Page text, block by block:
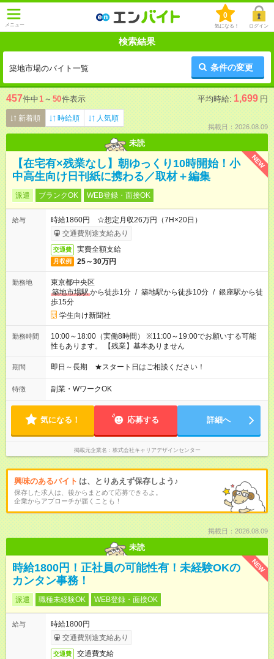
メニュー
0
気になる！ ログイン
検索結果
築地市場のバイト一覧 条件の変更
457件中1 ～ 50件表示 平均時給: 1,699 円
新着順 時給順 人気順
掲載日：2026.08.09
未読
NEW
【在宅有×残業なし】朝ゆっくり10時開始！小
中高生向け日刊紙に携わる／取材＋編集
派遣 ブランクOK WEB登録・面接OK
給与
時給1860円 ☆想定月収26万円（7H×20日）
交通費別途支給あり
交通費 実費全額支給
月収例 25～30万円
勤務地
東京都中央区
築地市場駅から徒歩1分 / 築地駅から徒歩10分 / 銀座駅から徒
歩15分
学生向け新聞社
勤務時間
10:00～18:00（実働8時間） ※11:00～19:00でお願いする可能
性もあります。 【残業】基本ありません
期間 即日～長期 ★スタート日はご相談ください！
特徴 副業・WワークOK
気になる！ 応募する 詳細へ
掲載元企業名 株式会社キャリアデザインセンター
興味のあるバイト は、とりあえず保存しよう♪
保存した求人は、後からまとめて応募できるよ。
企業からアプローチが届くことも！
掲載日：2026.08.09
未読
NEW
時給1800円！正社員の可能性有！未経験OKの
カンタン事務！
派遣 職種未経験OK WEB登録・面接OK
給与
時給1800円
交通費別途支給あり
交通費 交通費支給